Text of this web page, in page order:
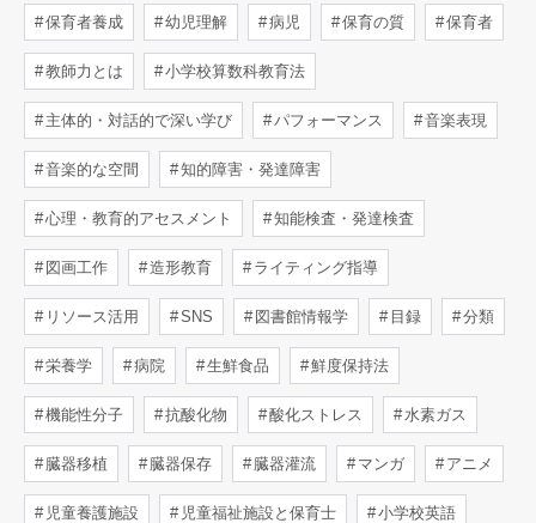
保育者養成 幼児理解 病児 保育の質 保育者
教師力とは 小学校算数科教育法
主体的・対話的で深い学び パフォーマンス 音楽表現
音楽的な空間 知的障害・発達障害
心理・教育的アセスメント 知能検査・発達検査
図画工作 造形教育 ライティング指導
リソース活用 SNS 図書館情報学 目録 分類
栄養学 病院 生鮮食品 鮮度保持法
機能性分子 抗酸化物 酸化ストレス 水素ガス
臓器移植 臓器保存 臓器灌流 マンガ アニメ
児童養護施設 児童福祉施設と保育士 小学校英語